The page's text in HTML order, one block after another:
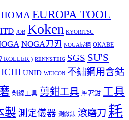
EUROPA TOOL
JOB Koken KYORITSU
NOGA刀刃 NOGA握柄 OKABE
ROLLER ) RENNSTEIG SGS SU'S
UNID WEICON 不鏽鋼用含鈷
剝線工具 剪鉗工具 壓著鉗 工具
製 測定儀器 測微錶 滾磨刀 耗